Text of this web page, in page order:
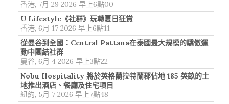
香港, 7月 29 2026 早上6點00
U Lifestyle《社群》玩轉夏日狂賞
香港, 6月 17 2026 早上6點11
從曼谷到全國：Central Pattana在泰國最大規模的驕傲運
動中團結社群
曼谷, 6月 4 2026 早上3點22
Nobu Hospitality 將於英格蘭拉特蘭郡佔地 185 英畝的土
地推出酒店、餐廳及住宅項目
紐約, 5月 7 2026 早上7點48